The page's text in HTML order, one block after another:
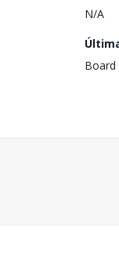
N/A
Board